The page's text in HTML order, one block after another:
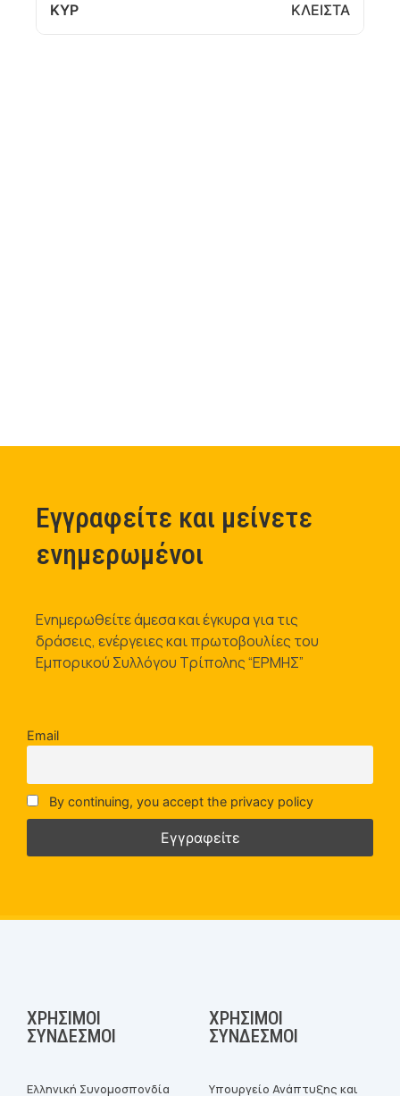
ΚΥΡ ΚΛΕΙΣΤΑ
Εγγραφείτε και μείνετε
ενημερωμένοι
Ενημερωθείτε άμεσα και έγκυρα για τις
δράσεις, ενέργειες και πρωτοβουλίες του
Εμπορικού Συλλόγου Τρίπολης “ΕΡΜΗΣ”
Email
By continuing, you accept the privacy policy
ΧΡΉΣΙΜΟΙ
ΣΎΝΔΕΣΜΟΙ
Ελληνική Συνομοσπονδία
ΧΡΉΣΙΜΟΙ
ΣΎΝΔΕΣΜΟΙ
Υπουργείο Ανάπτυξης και